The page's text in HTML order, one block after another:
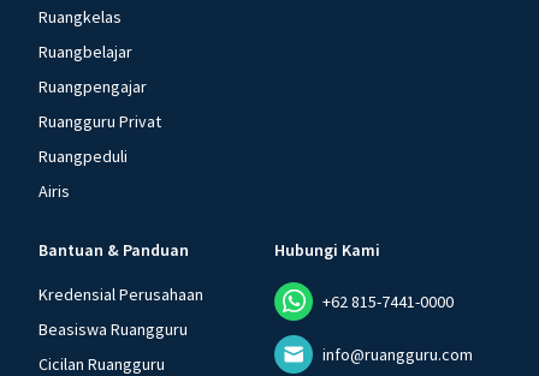
Ruangkelas
Ruangbelajar
Ruangpengajar
Ruangguru Privat
Ruangpeduli
Airis
Bantuan & Panduan
Kredensial Perusahaan
Beasiswa Ruangguru
Cicilan Ruangguru
Hubungi Kami
+62 815-7441-0000
info@ruangguru.com